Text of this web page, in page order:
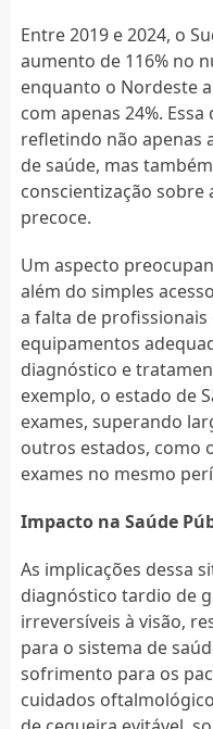
Entre 2019 e 2024, o
aumento de 116% no
enquanto o Nordeste
com apenas 24%.
refletindo não apenas
de saúde, mas
conscientização
precoce.
Um aspecto
além do simples
a falta de
equipamentos
diagnóstico e
exemplo, o estado de
exames, superando
outros estados, como
exames no mesmo
Impacto na Saúde
As implicações dessa
diagnóstico tardio de
irreversíveis à visão,
para o sistema de
sofrimento para os
cuidados